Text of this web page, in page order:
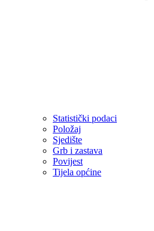
Statistički podaci
Položaj
Sjedište
Grb i zastava
Povijest
Tijela općine